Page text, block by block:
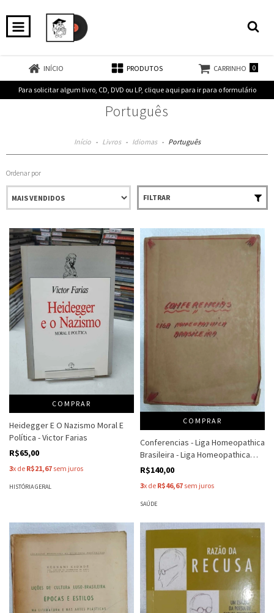
INÍCIO PRODUTOS CARRINHO 0
Para solicitar algum livro, CD, DVD ou LP, clique aqui para ir para o formulário
Português
Início - Livros - Idiomas - Português
Ordenar por
FILTRAR
COMPRAR
Heidegger E O Nazismo Moral E
Política - Victor Farias
R$65,00
3x de R$21,67 sem juros
HISTÓRIA GERAL
COMPRAR
Conferencias - Liga Homeopathica
Brasileira - Liga Homeopathica
Brasileira
R$140,00
3x de R$46,67 sem juros
SAÚDE